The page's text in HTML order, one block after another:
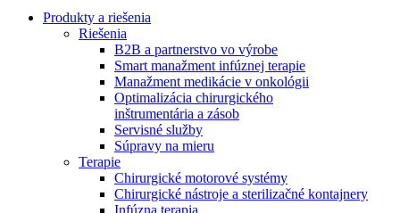
Produktový katalóg​
Objavte naše produkty. ​Navštívte produktový katalóg B.
Braun​ s našim kompletným produktovým portfóliom.​
Zostaňte v dialógu s B. Braun. Kontaktujte nás.
Produkty a riešenia
Riešenia
B2B a partnerstvo vo výrobe
Smart manažment infúznej terapie
Manažment medikácie v onkológii
Optimalizácia chirurgického
inštrumentária a zásob
Servisné služby
Súpravy na mieru
Terapie
Chirurgické motorové systémy
Chirurgické nástroje a sterilizačné kontajnery
Infúzna terapia